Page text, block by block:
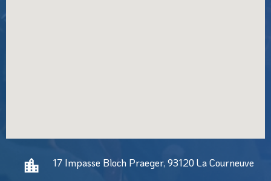
17 Impasse Bloch Praeger, 93120 La Courneuve